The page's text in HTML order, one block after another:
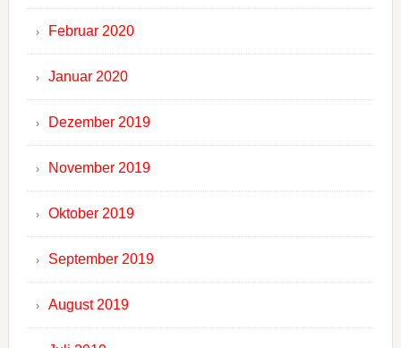
Februar 2020
Januar 2020
Dezember 2019
November 2019
Oktober 2019
September 2019
August 2019